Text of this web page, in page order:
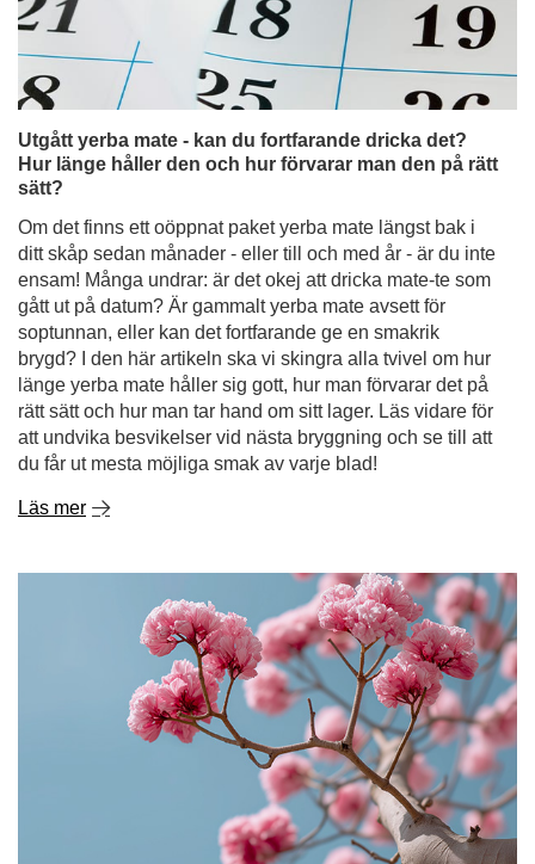
Utgått yerba mate - kan du fortfarande dricka det?
Hur länge håller den och hur förvarar man den på rätt
sätt?
Om det finns ett oöppnat paket yerba mate längst bak i
ditt skåp sedan månader - eller till och med år - är du inte
ensam! Många undrar: är det okej att dricka mate-te som
gått ut på datum? Är gammalt yerba mate avsett för
soptunnan, eller kan det fortfarande ge en smakrik
brygd? I den här artikeln ska vi skingra alla tvivel om hur
länge yerba mate håller sig gott, hur man förvarar det på
rätt sätt och hur man tar hand om sitt lager. Läs vidare för
att undvika besvikelser vid nästa bryggning och se till att
du får ut mesta möjliga smak av varje blad!
Läs mer